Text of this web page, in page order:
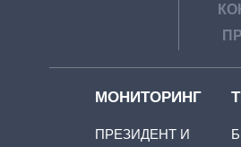
МОНИТОРИНГ
ПРЕЗИДЕНТ И